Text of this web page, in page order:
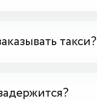
такси?